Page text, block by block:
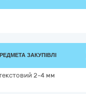
ЗАКУПІВЛІ
2-4 мм